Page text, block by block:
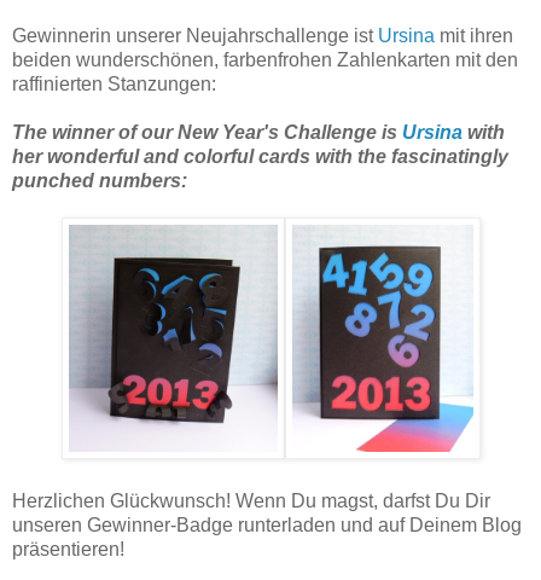
Gewinnerin unserer Neujahrschallenge ist Ursina mit ihren
beiden wunderschönen, farbenfrohen Zahlenkarten mit den
raffinierten Stanzungen:
The winner of our New Year's Challenge is Ursina with
her wonderful and colorful cards with the fascinatingly
punched numbers:
Herzlichen Glückwunsch! Wenn Du magst, darfst Du Dir
unseren Gewinner-Badge runterladen und auf Deinem Blog
präsentieren!